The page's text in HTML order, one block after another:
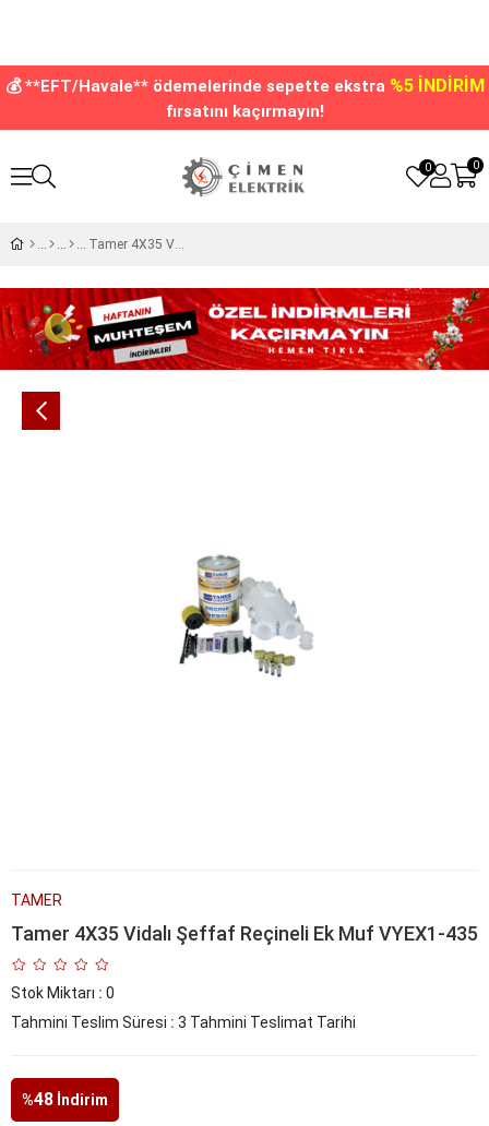
💰 **EFT/Havale** ödemelerinde sepette ekstra %5 İNDİRİM
fırsatını kaçırmayın!
0
0
Tamer 4X35 Vidalı Şeffaf Reçineli Ek Muf VYEX1-435
TAMER
Tamer 4X35 Vidalı Şeffaf Reçineli Ek Muf VYEX1-435
Stok Miktarı : 0
Tahmini Teslim Süresi : 3 Tahmini Teslimat Tarihi
%48 İndirim